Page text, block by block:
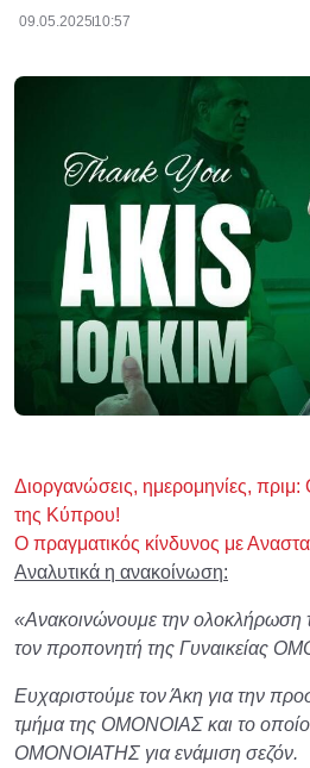
09.05.2025 10:57
Διοργανώσεις, ημερομηνίες,
της Κύπρου!
Ο πραγματικός κίνδυνος με
Αναλυτικά η ανακοίνωση:
«Ανακοινώνουμε την ολοκλήρωση
τον προπονητή της Γυναικείας
Ευχαριστούμε τον Άκη για την
τμήμα της ΟΜΟΝΟΙΑΣ και το
ΟΜΟΝΟΙΑΤΗΣ για ενάμιση σεζόν.